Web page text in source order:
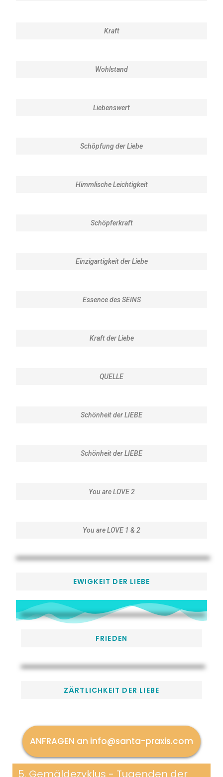
Kraft
Wohlstand
Liebenswert
Schöpfung der Liebe
Himmlische Leichtigkeit
Schöpferkraft
Einzigartigkeit der Liebe
Essence des SEINS
Kraft der Liebe
QUELLE
Schönheit der LIEBE
Schönheit der LIEBE
You are LOVE 2
You are LOVE 1 & 2
EWIGKEIT DER LIEBE
FRIEDEN
ZÄRTLICHKEIT DER LIEBE
ANFRAGEN an info@santa-praxis.com